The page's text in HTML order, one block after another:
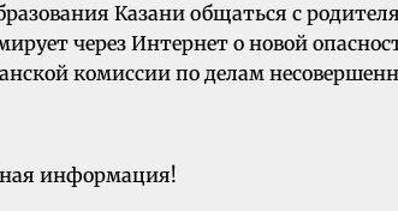
Казани общаться с
через Интернет о новой
комиссии по делам
информация!